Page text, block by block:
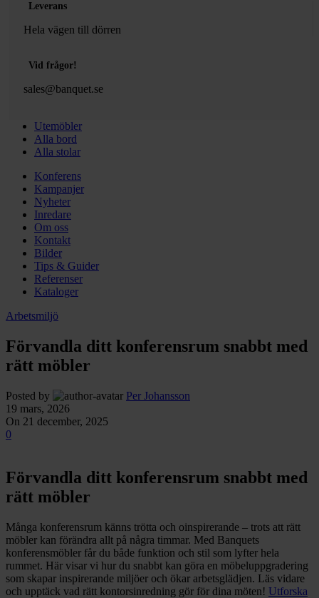
Leverans
Hela vägen till dörren
Vid frågor!
sales@banquet.se
Utemöbler
Alla bord
Alla stolar
Konferens
Kampanjer
Nyheter
Inredare
Om oss
Kontakt
Bilder
Tips & Guider
Referenser
Kataloger
Arbetsmiljö
Förvandla ditt konferensrum snabbt med
rätt möbler
Posted by
Per Johansson
19 mars, 2026
On 21 december, 2025
0
Förvandla ditt konferensrum snabbt med
rätt möbler
Många konferensrum känns trötta och oinspirerande – trots att rätt
möbler kan förändra allt på några timmar. Med Banquets
konferensmöbler får du både funktion och stil som lyfter hela
rummet. Här visar vi hur du snabbt kan göra en möbeluppgradering
som skapar inspirerande miljöer och ökar arbetsglädjen. Läs vidare
och upptäck vad rätt kontorsinredning gör för dina möten! Utforska